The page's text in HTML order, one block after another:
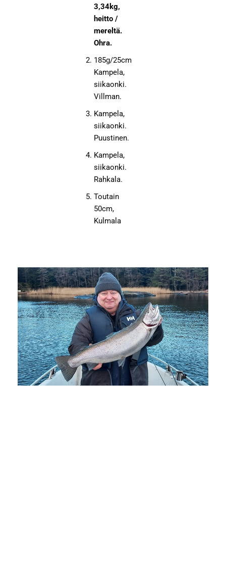
3,34kg,
heitto /
mereltä.
Ohra.
185g/25cm
Kampela,
siikaonki.
Villman.
Kampela,
siikaonki.
Puustinen.
Kampela,
siikaonki.
Rahkala.
Toutain
50cm,
Kulmala